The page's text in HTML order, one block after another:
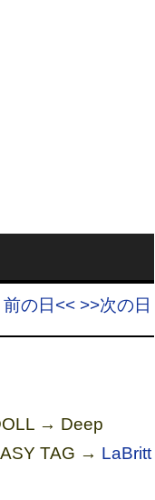
前の日<< >>次の日
→ Deep
TAG → LaBritt